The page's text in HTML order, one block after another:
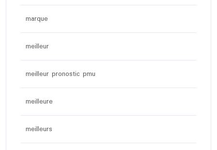
marque
meilleur
meilleur pronostic pmu
meilleure
meilleurs